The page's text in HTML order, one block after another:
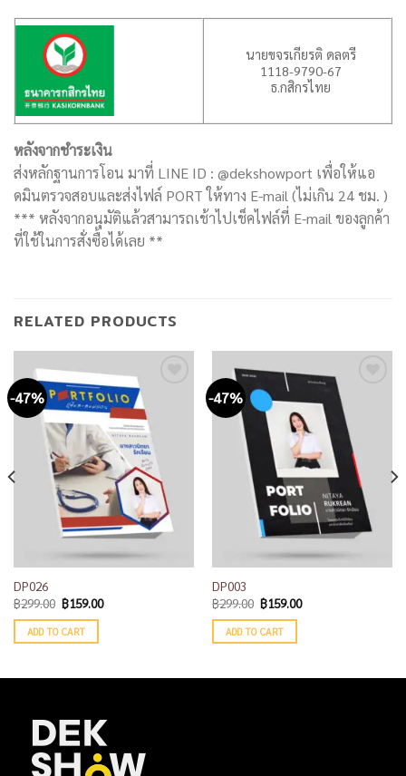
นายขจรเกียรติ ดลตรี
1118-9790-67
ธ.กสิกรไทย
หลังจากชำระเงิน
ส่งหลักฐานการโอน มาที่ LINE ID : @dekshowport เพื่อให้แอ
ดมินตรวจสอบและส่งไฟล์ PORT ให้ทาง E-mail (ไม่เกิน 24 ชม. )
*** หลังจากอนุมัติแล้วสามารถเช้าไปเช็คไฟล์ที่ E-mail ของลูกค้า
ที่ใช้ในการสั่งซื้อได้เลย **
RELATED PRODUCTS
-47%
DP026
฿299.00 ฿159.00
ADD TO CART
-47%
DP003
฿299.00 ฿159.00
ADD TO CART